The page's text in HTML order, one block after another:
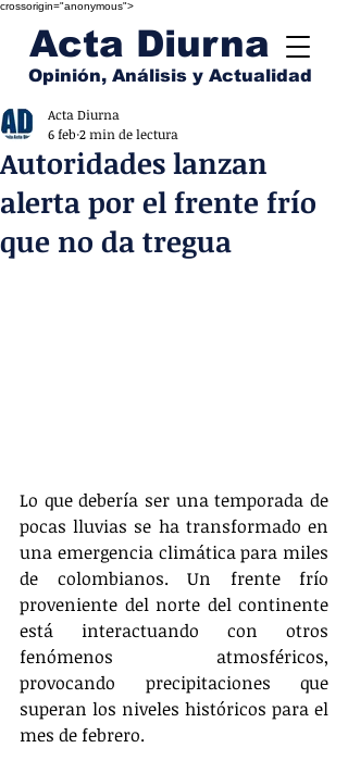
crossorigin="anonymous">
Acta Diurna
Opinión, Análisis y Actualidad
Autoridades lanzan
alerta por el frente frío
que no da tregua
Acta Diurna
6 feb 2 min de lectura
Lo que debería ser una temporada de
pocas lluvias se ha transformado en
una emergencia climática para miles
de colombianos. Un frente frío
proveniente del norte del continente
está interactuando con otros
fenómenos atmosféricos,
provocando precipitaciones que
superan los niveles históricos para el
mes de febrero.